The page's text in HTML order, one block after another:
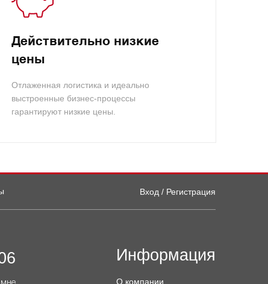
Действительно низкие
цены
Отлаженная логистика и идеально
выстроенные бизнес-процессы
гарантируют низкие цены.
Вход / Регистрация
Информация
О компании